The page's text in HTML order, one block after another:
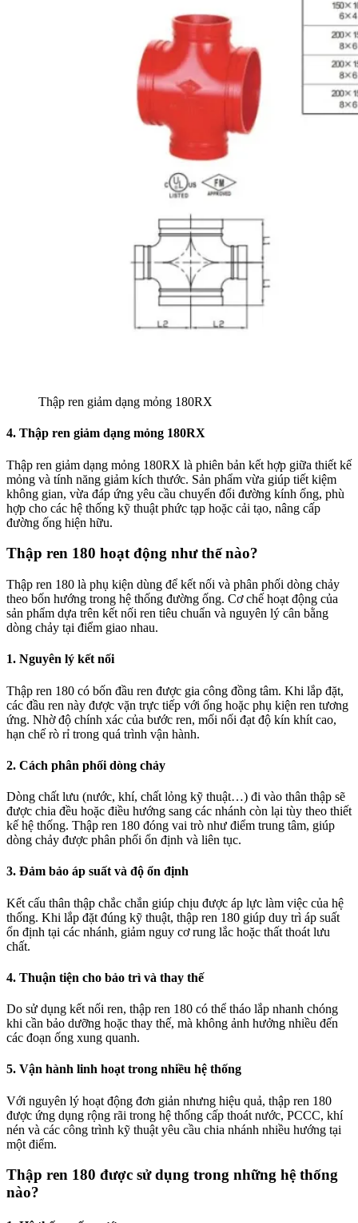
Thập ren giảm dạng mỏng 180RX
4. Thập ren giảm dạng mỏng 180RX
Thập ren giảm dạng mỏng 180RX là phiên bản kết hợp giữa thiết kế
mỏng và tính năng giảm kích thước. Sản phẩm vừa giúp tiết kiệm
không gian, vừa đáp ứng yêu cầu chuyển đổi đường kính ống, phù
hợp cho các hệ thống kỹ thuật phức tạp hoặc cải tạo, nâng cấp
đường ống hiện hữu.
Thập ren 180 hoạt động như thế nào?
Thập ren 180 là phụ kiện dùng để kết nối và phân phối dòng chảy
theo bốn hướng trong hệ thống đường ống. Cơ chế hoạt động của
sản phẩm dựa trên kết nối ren tiêu chuẩn và nguyên lý cân bằng
dòng chảy tại điểm giao nhau.
1. Nguyên lý kết nối
Thập ren 180 có bốn đầu ren được gia công đồng tâm. Khi lắp đặt,
các đầu ren này được vặn trực tiếp với ống hoặc phụ kiện ren tương
ứng. Nhờ độ chính xác của bước ren, mối nối đạt độ kín khít cao,
hạn chế rò rỉ trong quá trình vận hành.
2. Cách phân phối dòng chảy
Dòng chất lưu (nước, khí, chất lỏng kỹ thuật…) đi vào thân thập sẽ
được chia đều hoặc điều hướng sang các nhánh còn lại tùy theo thiết
kế hệ thống. Thập ren 180 đóng vai trò như điểm trung tâm, giúp
dòng chảy được phân phối ổn định và liên tục.
3. Đảm bảo áp suất và độ ổn định
Kết cấu thân thập chắc chắn giúp chịu được áp lực làm việc của hệ
thống. Khi lắp đặt đúng kỹ thuật, thập ren 180 giúp duy trì áp suất
ổn định tại các nhánh, giảm nguy cơ rung lắc hoặc thất thoát lưu
chất.
4. Thuận tiện cho bảo trì và thay thế
Do sử dụng kết nối ren, thập ren 180 có thể tháo lắp nhanh chóng
khi cần bảo dưỡng hoặc thay thế, mà không ảnh hưởng nhiều đến
các đoạn ống xung quanh.
5. Vận hành linh hoạt trong nhiều hệ thống
Với nguyên lý hoạt động đơn giản nhưng hiệu quả, thập ren 180
được ứng dụng rộng rãi trong hệ thống cấp thoát nước, PCCC, khí
nén và các công trình kỹ thuật yêu cầu chia nhánh nhiều hướng tại
một điểm.
Thập ren 180 được sử dụng trong những hệ thống
nào?